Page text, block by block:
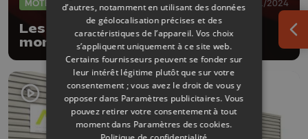
MOTEUR 25/11/2024
Les fans célèbrent le 1er titre
mondial de Thierry Neuville
d’autres, notamment en utilisant des données
de géolocalisation précises et des
caractéristiques de l’appareil. Vos choix
s’appliquent uniquement à ce site web.
Certains fournisseurs peuvent se fonder sur
leur intérêt légitime plutôt que sur votre
consentement ; vous avez le droit de vous y
opposer dans Paramètres publicitaires. Vous
pouvez retirer votre consentement à tout
moment dans Paramètres des cookies.